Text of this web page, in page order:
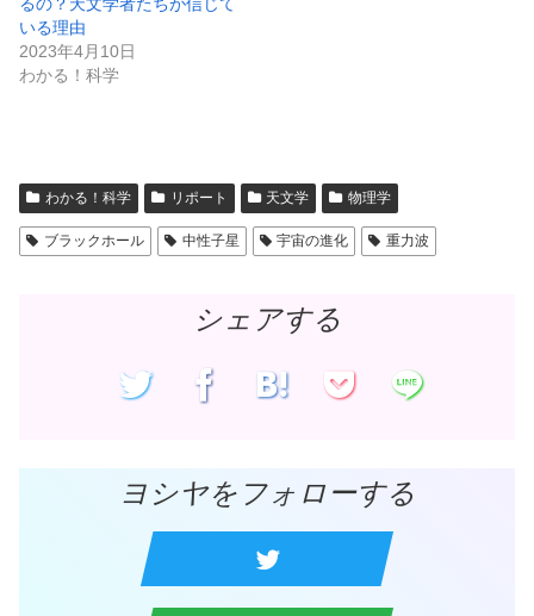
ィ
ン
ド
ウ
で
開
く
さ
い
(
新
ウ
で
開
き
ま
す
いる理由
2023年4月10日
わかる！科学
わかる！科学 リポート 天文学 物理学
ブラックホール 中性子星 宇宙の進化 重力波
シェアする
ヨシヤをフォローする